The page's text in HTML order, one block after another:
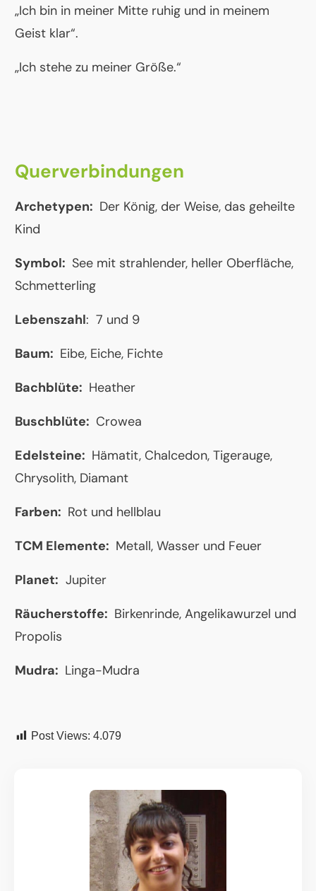
„Ich bin in meiner Mitte ruhig und in meinem
Geist klar“.
„Ich stehe zu meiner Größe.“
Querverbindungen
Archetypen: Der König, der Weise, das geheilte
Kind
Symbol: See mit strahlender, heller Oberfläche,
Schmetterling
Lebenszahl: 7 und 9
Baum: Eibe, Eiche, Fichte
Bachblüte: Heather
Buschblüte: Crowea
Edelsteine: Hämatit, Chalcedon, Tigerauge,
Chrysolith, Diamant
Farben: Rot und hellblau
TCM Elemente: Metall, Wasser und Feuer
Planet: Jupiter
Räucherstoffe: Birkenrinde, Angelikawurzel und
Propolis
Mudra: Linga-Mudra
Post Views: 4.079